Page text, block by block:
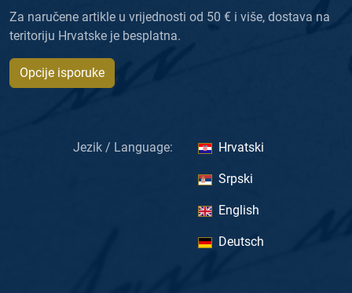
Za naručene artikle u vrijednosti od 50 € i više, dostava na
teritoriju Hrvatske je besplatna.
Opcije isporuke
Jezik / Language: Hrvatski
Srpski
English
Deutsch